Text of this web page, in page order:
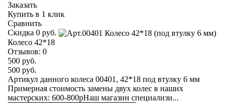
Заказать
Купить в 1 клик
Сравнить
Скидка 0 руб.
Колесо 42*18
Отзывов: 0
500 руб.
500 руб.
Артикул данного колеса 00401, 42*18 под втулку 6 мм
Примерная стоимость замены двух колес в наших
мастерских: 600-800рНаш магазин специализи...